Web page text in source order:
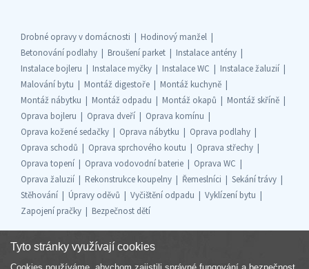
Drobné opravy v domácnosti
Hodinový manžel
Betonování podlahy
Broušení parket
Instalace antény
Instalace bojleru
Instalace myčky Instalace WC
Instalace žaluzií
Malování bytu
Montáž digestoře
Montáž kuchyně
Montáž nábytku
Montáž odpadu Montáž okapů
Montáž skříně
Oprava bojleru
Oprava dveří
Oprava komínu
Oprava kožené sedačky
Oprava nábytku
Oprava podlahy
Oprava schodů
Oprava sprchového koutu
Oprava střechy
Oprava topení
Oprava vodovodní baterie
Oprava WC
Oprava žaluzií
Rekonstrukce koupelny Řemeslníci
Sekání trávy
Stěhování
Úpravy oděvů Vyčištění odpadu
Vyklízení bytu
Zapojení pračky
Bezpečnost dětí
Tyto stránky využívají cookies